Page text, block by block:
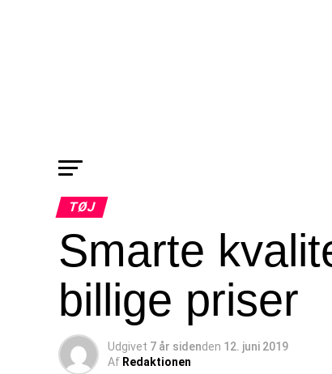
TØJ
Smarte
billige priser
Udgivet 7 år sidenden 12. juni 2019
Af Redaktionen